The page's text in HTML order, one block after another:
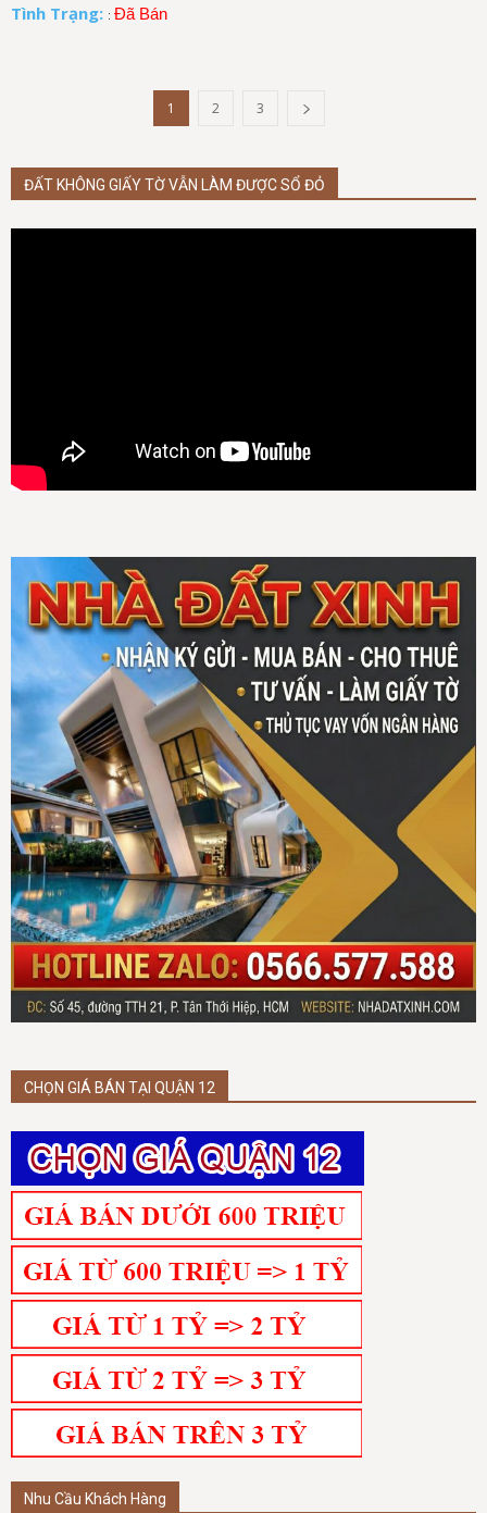
Tình Trạng: : Đã Bán
1 2 3
ĐẤT KHÔNG GIẤY TỜ VẪN LÀM ĐƯỢC SỔ ĐỎ
CHỌN GIÁ BÁN TẠI QUẬN 12
Nhu Cầu Khách Hàng